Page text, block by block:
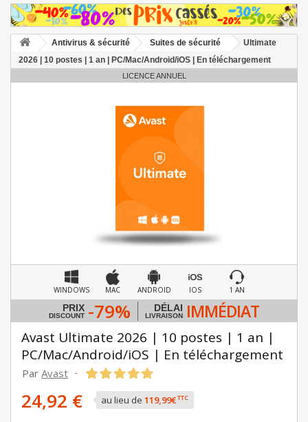
Antivirus & sécurité Suites de sécurité
Ultimate
2026 | 10 postes | 1 an | PC/Mac/Android/iOS | En téléchargement
LICENCE ANNUEL
WINDOWS MAC ANDROID IOS 1 AN
PRIX
DISCOUNT -79% DÉLAI
LIVRAISON IMMÉDIAT
Avast Ultimate 2026 | 10 postes | 1 an |
PC/Mac/Android/iOS | En téléchargement
Par Avast -
24,92 € au lieu de 119,99€TTC